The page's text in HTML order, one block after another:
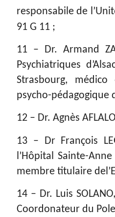
responsabile de
91 G 11 ;
11 – Dr. Armand
Psychiatriques
Strasbourg,
psycho-pédagogique
12 – Dr. Agnès
13 – Dr François
l’Hôpital Sainte-
membre titulaire
14 – Dr. Luis
Coordonateur du Pole